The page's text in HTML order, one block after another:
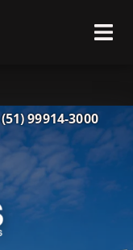
(51) 99914-3000